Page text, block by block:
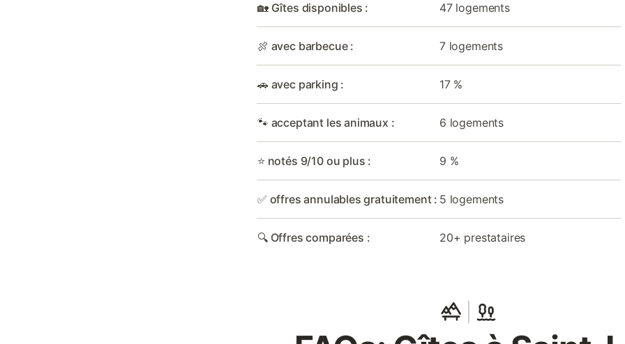
🏡 Gîtes disponibles : 47 logements
🍖 avec barbecue : 7 logements
🚗 avec parking : 17 %
🐾 acceptant les animaux : 6 logements
⭐ notés 9/10 ou plus : 9 %
✅ offres annulables gratuitement : 5 logements
🔍 Offres comparées : 20+ prestataires